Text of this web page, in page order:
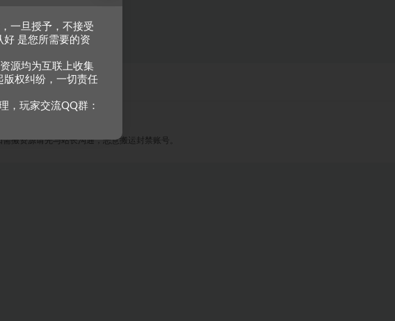
搬资源请先与站长沟通，恶意搬运封禁账号。
一旦授予，不接受
好 是您所需要的资
源均为互联上收集
版权纠纷，一切责任
，玩家交流QQ群：